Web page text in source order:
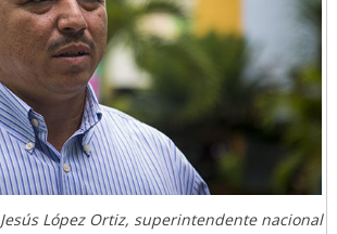
López Ortiz, superintendente nacional